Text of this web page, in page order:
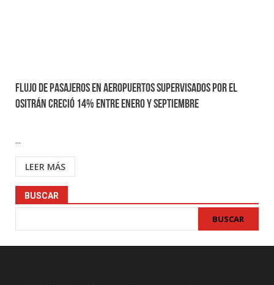
Flujo de pasajeros en aeropuertos supervisados por el
Ositrán creció 14% entre enero y septiembre
...
LEER MÁS
BUSCAR
BUSCAR